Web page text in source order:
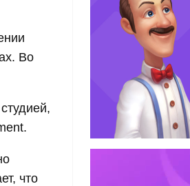
Во
что